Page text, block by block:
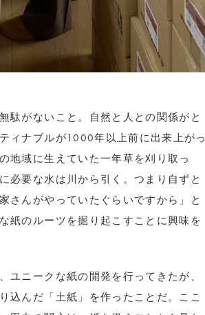
駄がないこと。自然と人との関係がと
ィナブルが1000年以上前に出来上がっ
地域に生えていた一年草を刈り取っ
必要な水は川から引く。つまり自ずと
さんがやっていたぐらいですから」と
紙のルーツを掘り起こすことに興味を
ニークな紙の開発を行ってきたが、
込んだ「土紙」を作ったことだ。ここ